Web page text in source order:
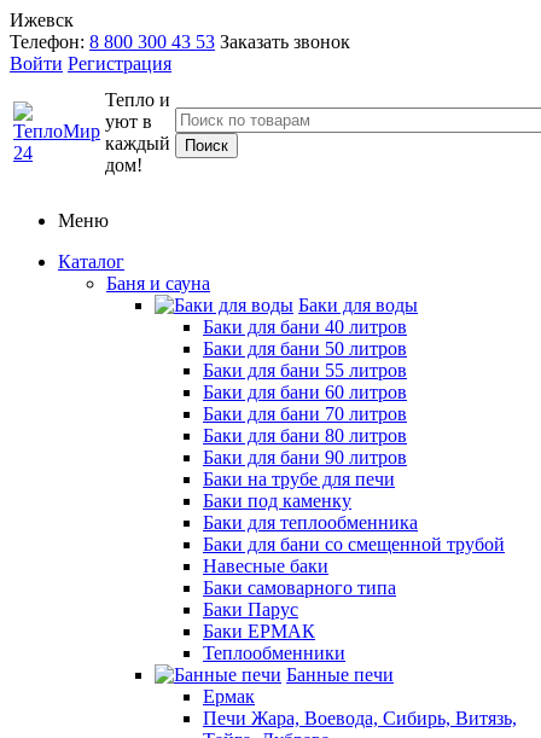
Ижевск
Телефон: 8 800 300 43 53 Заказать звонок
Войти Регистрация
Тепло и
уют в
каждый
дом!
Меню
Каталог
Баня и сауна
Баки для воды
Баки для бани 40 литров
Баки для бани 50 литров
Баки для бани 55 литров
Баки для бани 60 литров
Баки для бани 70 литров
Баки для бани 80 литров
Баки для бани 90 литров
Баки на трубе для печи
Баки под каменку
Баки для теплообменника
Баки для бани со смещенной трубой
Навесные баки
Баки самоварного типа
Баки Парус
Баки ЕРМАК
Теплообменники
Банные печи
Ермак
Печи Жара, Воевода, Сибирь, Витязь,